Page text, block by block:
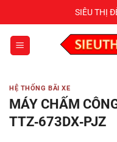
qua
nội
dung
SIÊU THỊ
HỆ THỐNG BÃI XE
MÁY CHẤM
TTZ‑673DX‑PJZ